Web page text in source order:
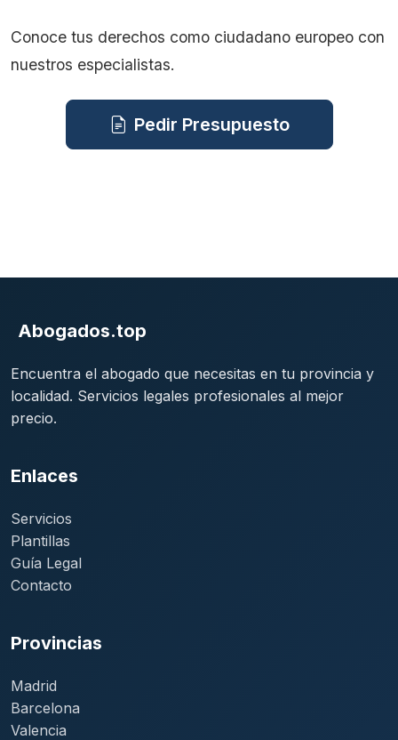
Conoce tus derechos como ciudadano europeo con
nuestros especialistas.
Pedir Presupuesto
Abogados.top
Encuentra el abogado que necesitas en tu provincia y
localidad. Servicios legales profesionales al mejor
precio.
Enlaces
Servicios
Plantillas
Guía Legal
Contacto
Provincias
Madrid
Barcelona
Valencia